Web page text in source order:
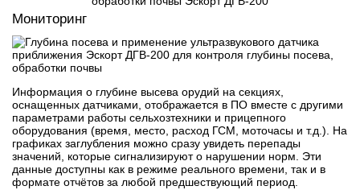
Мониторинг
Информация о глубине высева орудий на секциях,
оснащенных датчиками, отображается в ПО вместе с другими
параметрами работы сельхозтехники и прицепного
оборудования (время, место, расход ГСМ, моточасы и т.д.). На
графиках заглубления можно сразу увидеть перепады
значений, которые сигнализируют о нарушении норм. Эти
данные доступны как в режиме реального времени, так и в
формате отчётов за любой предшествующий период.